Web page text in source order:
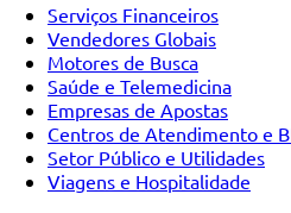
Serviços Financeiros
Vendedores Globais
Motores de Busca
Saúde e Telemedicina
Empresas de Apostas
Centros de Atendimento e
Setor Público e Utilidades
Viagens e Hospitalidade